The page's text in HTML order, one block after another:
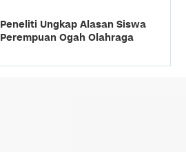
Peneliti Ungkap Alasan Siswa
Perempuan Ogah Olahraga